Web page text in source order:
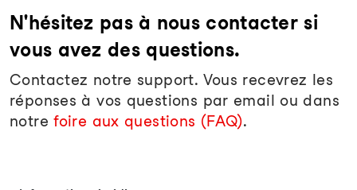
N'hésitez pas à nous contacter si
vous avez des questions.
Contactez notre support. Vous recevrez les
réponses à vos questions par email ou dans
notrefoire aux questions (FAQ).